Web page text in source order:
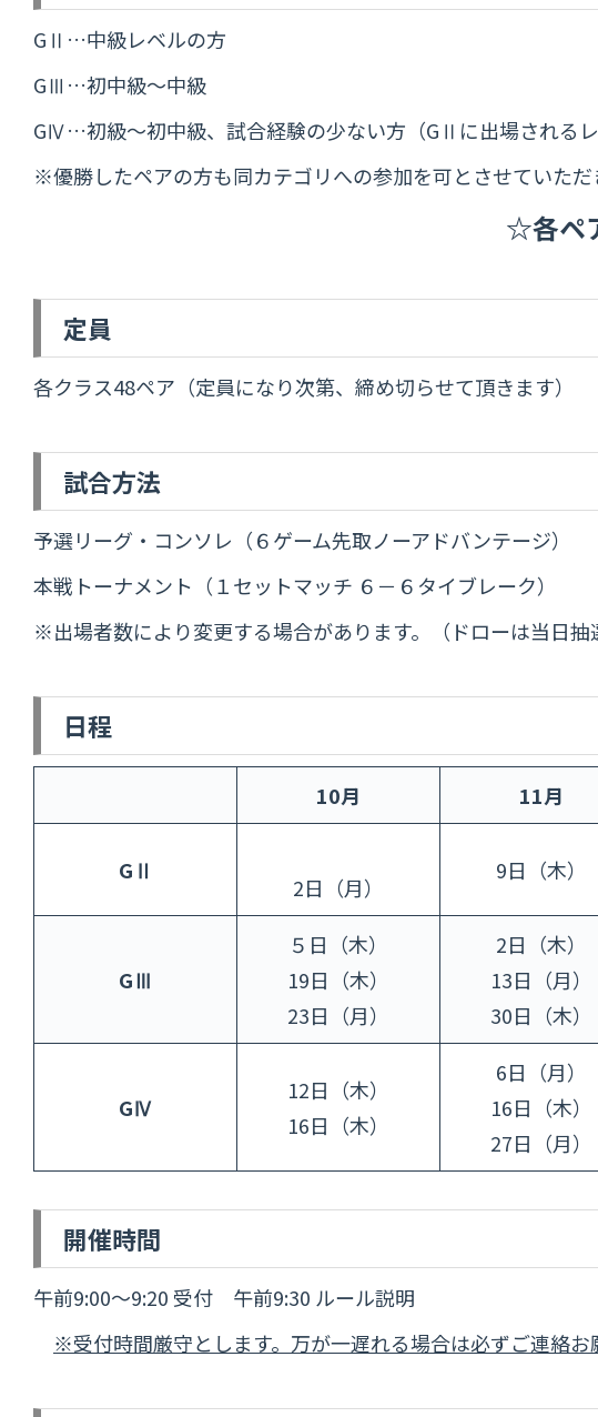
GⅡ…中級レベルの方
GⅢ…初中級～中級
GⅣ…初級～初中級、試合経験の少ない方（GⅡに出場されるレ
※優勝したペアの方も同カテゴリへの参加を可とさせていただ
☆各ペ
定員
各クラス48ペア（定員になり次第、締め切らせて頂きます）
試合方法
予選リーグ・コンソレ（６ゲーム先取ノーアドバンテージ）
本戦トーナメント（１セットマッチ ６－６タイブレーク）
※出場者数により変更する場合があります。（ドローは当日抽
日程
10月 11月
GⅡ
2日（月）
9日（木）
GⅢ
５日（木）
19日（木）
23日（月）
2日（木）
13日（月）
30日（木）
GⅣ
12日（木）
16日（木）
6日（月）
16日（木）
27日（月）
開催時間
午前9:00～9:20 受付 午前9:30 ルール説明
※受付時間厳守とします。万が一遅れる場合は必ずご連絡お